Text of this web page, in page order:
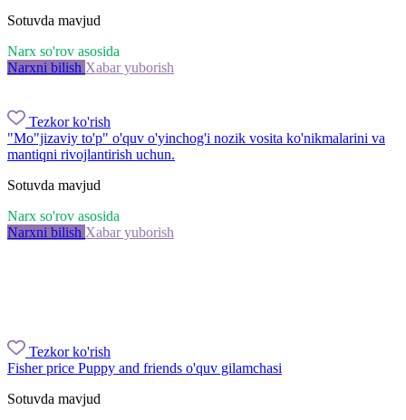
Sotuvda mavjud
Narx so'rov asosida
Narxni bilish Xabar yuborish
Tezkor ko'rish
"Mo"jizaviy to'p" o'quv o'yinchog'i nozik vosita ko'nikmalarini va
mantiqni rivojlantirish uchun.
Sotuvda mavjud
Narx so'rov asosida
Narxni bilish Xabar yuborish
Tezkor ko'rish
Fisher price Puppy and friends o'quv gilamchasi
Sotuvda mavjud